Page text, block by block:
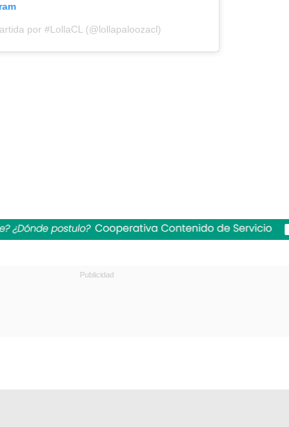
por #LollaCL (@lollapaloozacl)